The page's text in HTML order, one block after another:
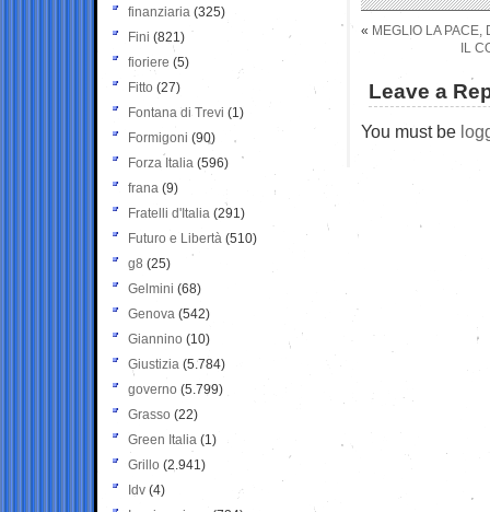
« MEGLIO LA PACE,
IL
Leave a
You must be
finanziaria (325)
Fini (821)
fioriere (5)
Fitto (27)
Fontana di Trevi (1)
Formigoni (90)
Forza Italia (596)
frana (9)
Fratelli d'Italia (291)
Futuro e Libertà (510)
g8 (25)
Gelmini (68)
Genova (542)
Giannino (10)
Giustizia (5.784)
governo (5.799)
Grasso (22)
Green Italia (1)
Grillo (2.941)
Idv (4)